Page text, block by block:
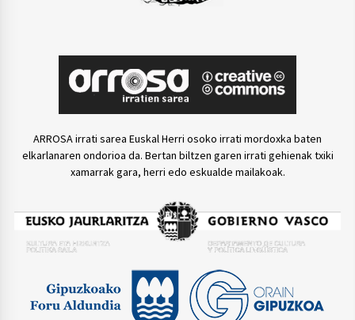
ARROSA irrati sarea Euskal Herri osoko irrati mordoxka baten
elkarlanaren ondorioa da. Bertan biltzen garen irrati gehienak txiki
xamarrak gara, herri edo eskualde mailakoak.